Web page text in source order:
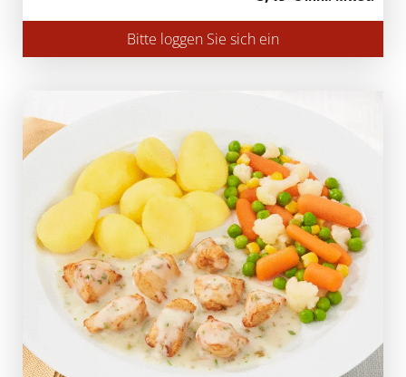
Bitte loggen Sie sich ein